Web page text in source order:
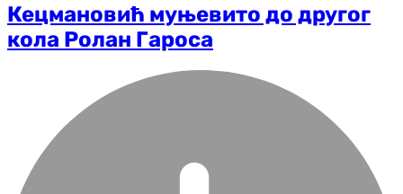
Кецмановић муњевито до другог
кола Ролан Гароса